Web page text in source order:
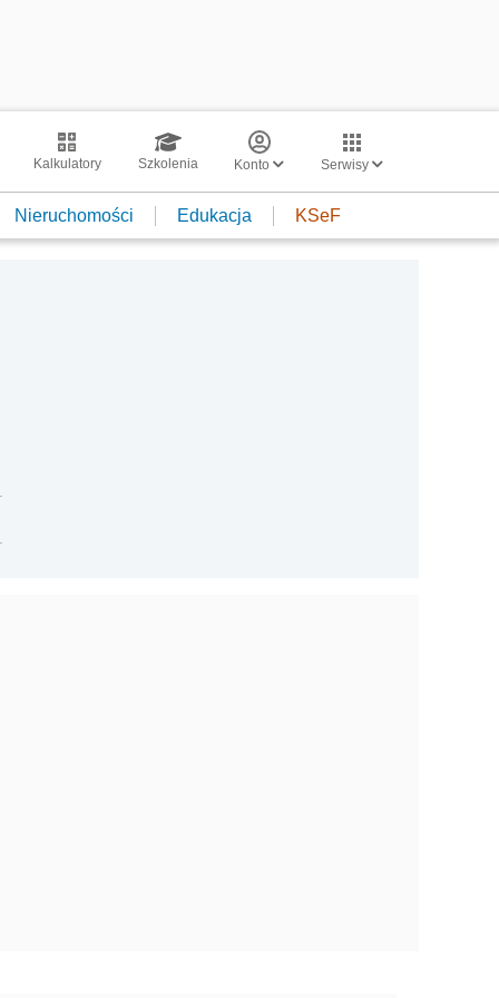
Kalkulatory Szkolenia Konto Serwisy
Nieruchomości Edukacja KSeF